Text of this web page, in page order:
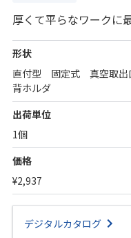
厚くて平らなワークに
形状
直付型 固定式 真空取
背ホルダ
出荷単位
1個
価格
¥2,937
デジタルカタログ